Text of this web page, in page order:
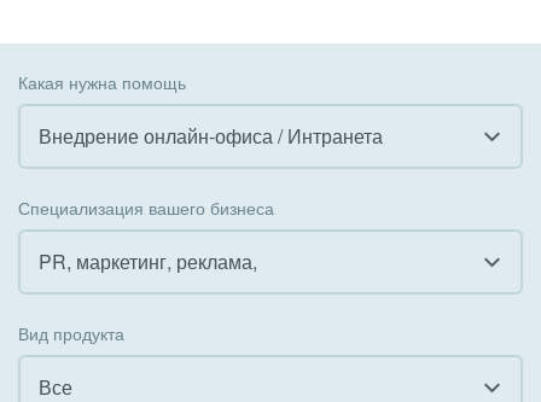
Какая нужна помощь
Внедрение онлайн-офиса / Интранета
Внедрение КЭДО
Интеграция с 1С
Специализация вашего бизнеса
PR, маркетинг, реклама,
Вид продукта
Все